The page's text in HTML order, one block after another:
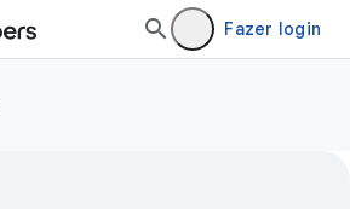
Fazer login